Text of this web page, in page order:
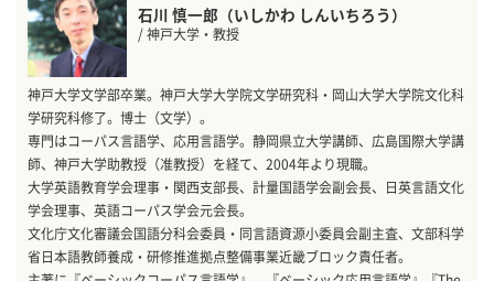
石川 慎一郎（いしかわ しんいちろう）
/ 神戸大学・教授
神戸大学文学部卒業。神戸大学大学院文学研究科・岡山大学大学院文化科
学研究科修了。博士（文学）。
専門はコーパス言語学、応用言語学。静岡県立大学講師、広島国際大学講
師、神戸大学助教授（准教授）を経て、2004年より現職。
大学英語教育学会理事・関西支部長、計量国語学会副会長、日英言語文化
学会理事、英語コーパス学会元会長。
文化庁文化審議会国語分科会委員・同言語資源小委員会副主査、文部科学
省日本語教師養成・研修推進拠点整備事業近畿ブロック責任者。